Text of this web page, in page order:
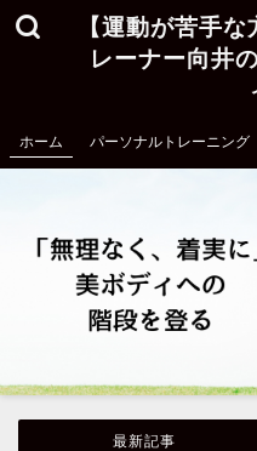
【運動が苦手
レーナー向井
ホーム パーソナルトレーニング
最新記事